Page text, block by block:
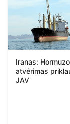
Iranas:
atvėrimas
JAV